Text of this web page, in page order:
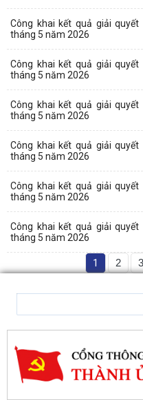
Công khai kết quả giải
tháng 5 năm 2026
Công khai kết quả giải
tháng 5 năm 2026
Công khai kết quả giải
tháng 5 năm 2026
Công khai kết quả giải
tháng 5 năm 2026
Công khai kết quả giải
tháng 5 năm 2026
Công khai kết quả giải
tháng 5 năm 2026
1 2 3